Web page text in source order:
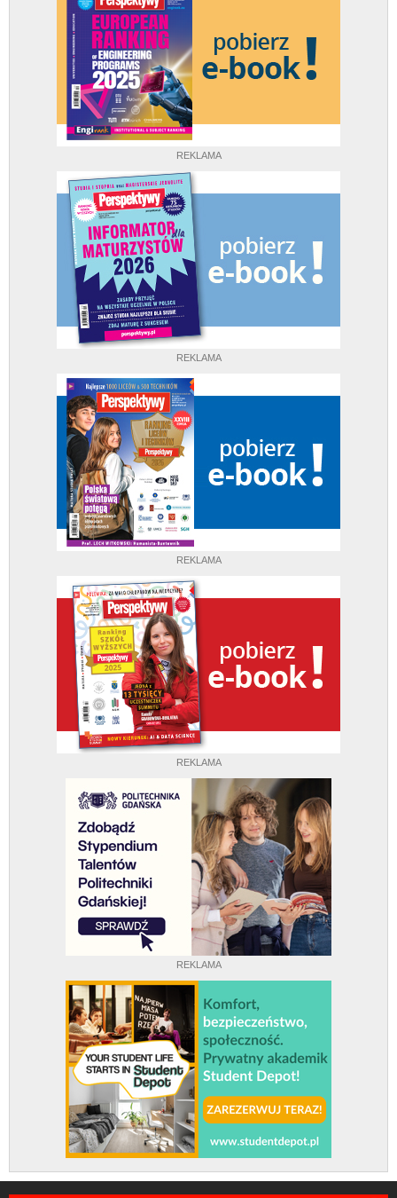
REKLAMA
REKLAMA
REKLAMA
REKLAMA
REKLAMA